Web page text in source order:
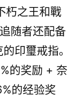
朽之王和戰
随者还配备
印璽戒指。
的奖励 + 奈
的经验奖